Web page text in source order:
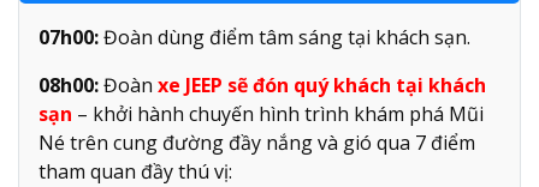
07h00:Đoàn dùng điểm tâm sáng tại khách sạn.
08h00:Đoàn xe JEEP sẽ đón quý khách tại khách
sạn – khởi hành chuyến hình trình khám phá Mũi
Né trên cung đường đầy nắng và gió qua 7 điểm
tham quan đầy thú vị: